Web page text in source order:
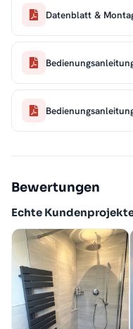
Datenblatt &
Bewertungen
Echte